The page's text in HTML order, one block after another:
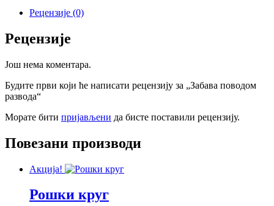
Рецензије (0)
Рецензије
Још нема коментара.
Будите први који ће написати рецензију за „Забава поводом
развода“
Морате бити пријављени да бисте поставили рецензију.
Повезани производи
Акција!
Рошки круг